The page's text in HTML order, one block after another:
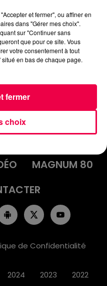
CC.mp3
EMISSIONS
MAGNUM 80
de Confidentialité
2024 2023 2022
et fermer", ou affiner en
dans "Gérer mes choix".
sur "Continuer sans
que pour ce site. Vous
votre consentement à tout
en bas de chaque page.
choix
fermer